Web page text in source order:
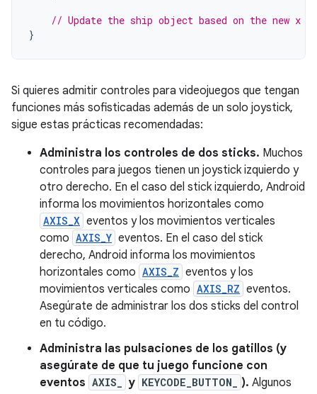
// Update the ship object based on the new x
}
Si quieres admitir controles para videojuegos que tengan
funciones más sofisticadas además de un solo joystick,
sigue estas prácticas recomendadas:
Administra los controles de dos sticks. Muchos
controles para juegos tienen un joystick izquierdo y
otro derecho. En el caso del stick izquierdo, Android
informa los movimientos horizontales como
AXIS_X eventos y los movimientos verticales
como AXIS_Y eventos. En el caso del stick
derecho, Android informa los movimientos
horizontales como AXIS_Z eventos y los
movimientos verticales como AXIS_RZ eventos.
Asegúrate de administrar los dos sticks del control
en tu código.
Administra las pulsaciones de los gatillos (y
asegúrate de que tu juego funcione con
eventos AXIS_ y KEYCODE_BUTTON_ ). Algunos